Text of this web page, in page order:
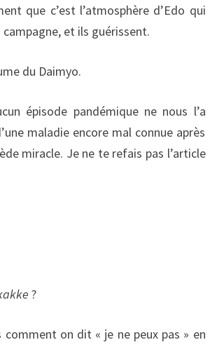
que c’est l’atmosphère d’Edo qui
et ils guérissent.
du Daimyo.
épisode pandémique ne nous l’a
maladie encore mal connue après
miracle. Je ne te refais pas l’article
?
on dit « je ne peux pas » en